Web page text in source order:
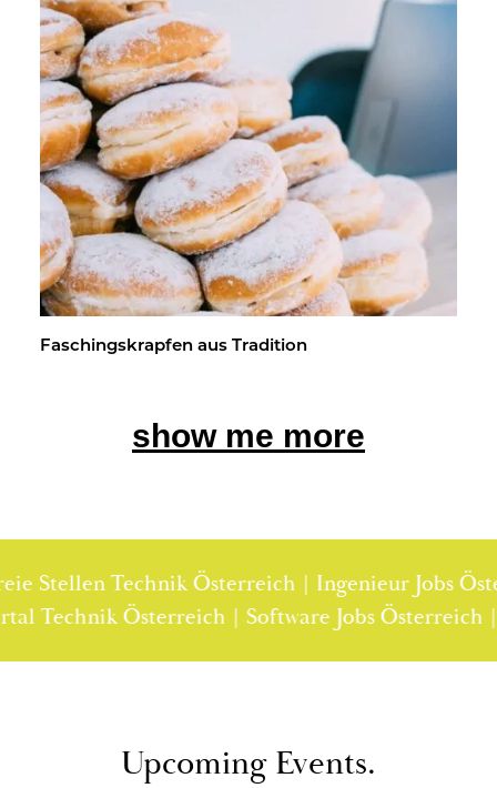
Fa­schings­krap­fen aus Tra­di­ti­on
show me more
Technik Österreich | Ingenieur Jobs
Österreich |
Up­co­ming Events.